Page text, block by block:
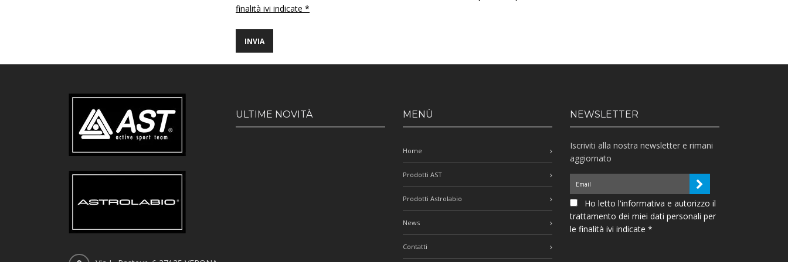
finalità ivi indicate *
ULTIME NOVITÀ MENÙ
Home
Prodotti AST
Prodotti Astrolabio
News
Contatti
NEWSLETTER
Iscriviti alla nostra newsletter e rimani
aggiornato
Ho letto l'informativa e autorizzo il
trattamento dei miei dati personali per
le finalità ivi indicate *